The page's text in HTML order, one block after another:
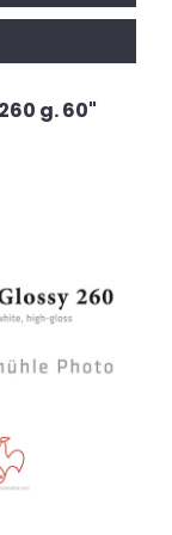
g. 60"